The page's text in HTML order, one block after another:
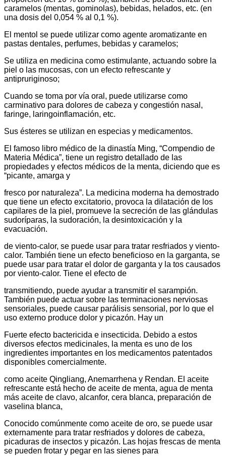
caramelos (mentas, gominolas), bebidas, helados, etc. (en
una dosis del 0,054 % al 0,1 %).
El mentol se puede utilizar como agente aromatizante en
pastas dentales, perfumes, bebidas y caramelos;
Se utiliza en medicina como estimulante, actuando sobre la
piel o las mucosas, con un efecto refrescante y
antipruriginoso;
Cuando se toma por vía oral, puede utilizarse como
carminativo para dolores de cabeza y congestión nasal,
faringe, laringoinflamación, etc.
Sus ésteres se utilizan en especias y medicamentos.
El famoso libro médico de la dinastía Ming, “Compendio de
Materia Médica”, tiene un registro detallado de las
propiedades y efectos médicos de la menta, diciendo que es
“picante, amarga y
fresco por naturaleza”. La medicina moderna ha demostrado
que tiene un efecto excitatorio, provoca la dilatación de los
capilares de la piel, promueve la secreción de las glándulas
sudoríparas, la sudoración, la desintoxicación y la
evacuación.
de viento-calor, se puede usar para tratar resfriados y viento-
calor. También tiene un efecto beneficioso en la garganta, se
puede usar para tratar el dolor de garganta y la tos causados
​​por viento-calor. Tiene el efecto de
transmitiendo, puede ayudar a transmitir el sarampión.
También puede actuar sobre las terminaciones nerviosas
sensoriales, puede causar parálisis sensorial, por lo que el
uso externo produce dolor y picazón. Hay un
Fuerte efecto bactericida e insecticida. Debido a estos
diversos efectos medicinales, la menta es uno de los
ingredientes importantes en los medicamentos patentados
disponibles comercialmente.
como aceite Qingliang, Anemarrhena y Rendan. El aceite
refrescante está hecho de aceite de menta, agua de menta
más aceite de clavo, alcanfor, cera blanca, preparación de
vaselina blanca,
Conocido comúnmente como aceite de oro, se puede usar
externamente para tratar resfriados y dolores de cabeza,
picaduras de insectos y picazón. Las hojas frescas de menta
se pueden frotar y pegar en las sienes para